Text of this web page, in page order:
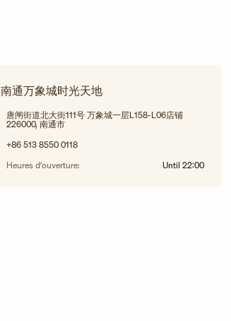
南通万象城时光天地
唐闸街道北大街111号 万象城一层L158-L06店铺
226000, 南通市
+86 513 8550 0118
Heures d'ouverture:
Until 22:00